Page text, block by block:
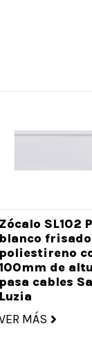
Zócalo SL102
blanco
poliestireno
100mm de
pasa cables
Luzia
MÁS